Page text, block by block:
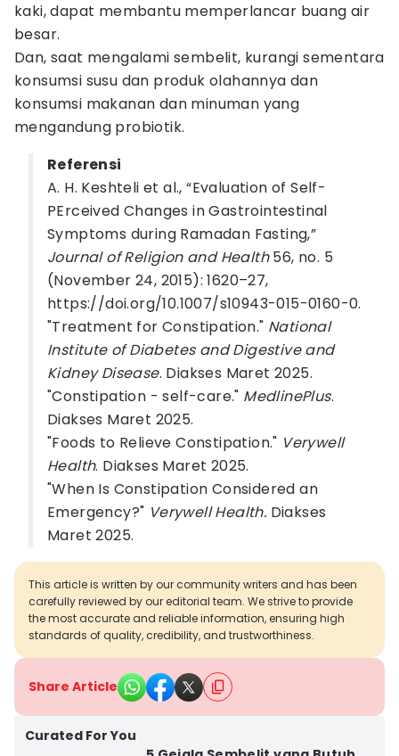
kaki, dapat membantu memperlancar buang air
besar.
Dan, saat mengalami sembelit, kurangi sementara
konsumsi susu dan produk olahannya dan
konsumsi makanan dan minuman yang
mengandung probiotik.
Referensi
A. H. Keshteli et al., “Evaluation of Self-
PErceived Changes in Gastrointestinal
Symptoms during Ramadan Fasting,”
Journal of Religion and Health56, no. 5
(November 24, 2015): 1620–27,
https://doi.org/10.1007/s10943-015-0160-0.
"Treatment for Constipation." National
Institute of Diabetes and Digestive and
Kidney Disease. Diakses Maret 2025.
"Constipation - self-care." MedlinePlus.
Diakses Maret 2025.
"Foods to Relieve Constipation." Verywell
Health. Diakses Maret 2025.
"When Is Constipation Considered an
Emergency?" Verywell Health. Diakses
Maret 2025.
This article is written by our community writers and has been
carefully reviewed by our editorial team. We strive to provide
the most accurate and reliable information, ensuring high
standards of quality, credibility, and trustworthiness.
Share Article
Curated For You